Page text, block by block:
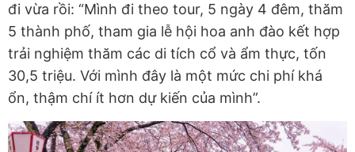
đi vừa rồi: “Mình đi theo tour, 5 ngày 4 đêm, thăm
5 thành phố, tham gia lễ hội hoa anh đào kết hợp
trải nghiệm thăm các di tích cổ và ẩm thực, tốn
30,5 triệu. Với mình đây là một mức chi phí khá
ổn, thậm chí ít hơn dự kiến của mình”.